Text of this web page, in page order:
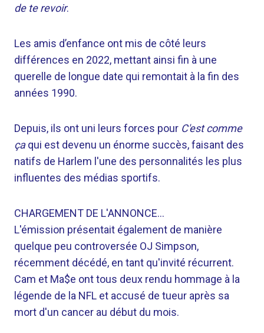
de te revoir.
Les amis d’enfance ont mis de côté leurs
différences en 2022, mettant ainsi fin à une
querelle de longue date qui remontait à la fin des
années 1990.
Depuis, ils ont uni leurs forces pour C'est comme
çaqui est devenu un énorme succès, faisant des
natifs de Harlem l'une des personnalités les plus
influentes des médias sportifs.
CHARGEMENT DE L'ANNONCE…
L'émission présentait également de manière
quelque peu controversée OJ Simpson,
récemment décédé, en tant qu'invité récurrent.
Cam et Ma$e ont tous deux rendu hommage à la
légende de la NFL et accusé de tueur après sa
mort d'un cancer au début du mois.